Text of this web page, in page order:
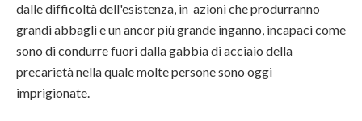
dalle difficoltà dell'esistenza, in azioni che produrranno
grandi abbagli e un ancor più grande inganno, incapaci come
sono di condurre fuori dalla gabbia di acciaio della
precarietà nella quale molte persone sono oggi
imprigionate.